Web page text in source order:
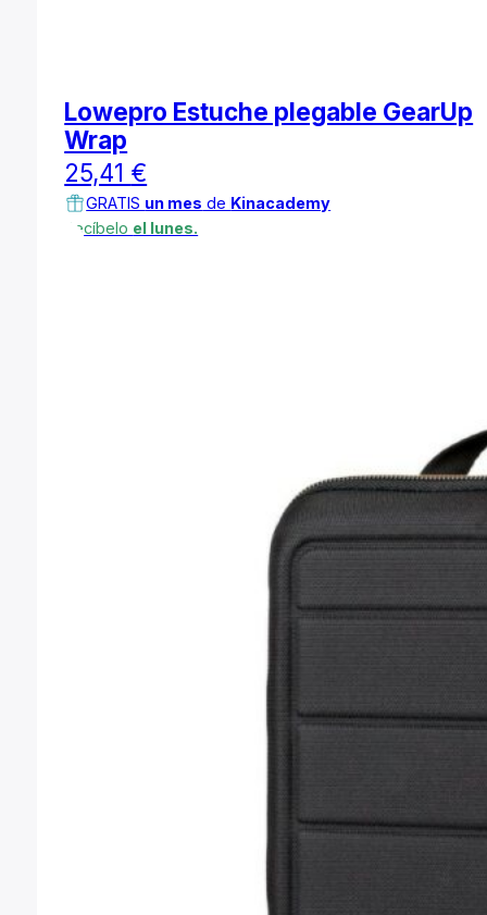
Lowepro Estuche plegable GearUp
Wrap
25,41 €
GRATIS un mes de Kinacademy
Recíbelo el lunes.